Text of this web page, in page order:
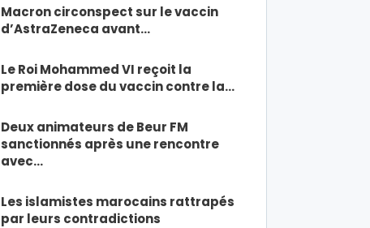
Macron circonspect sur le vaccin
d’AstraZeneca avant…
Le Roi Mohammed VI reçoit la
première dose du vaccin contre la…
Deux animateurs de Beur FM
sanctionnés après une rencontre
avec…
Les islamistes marocains rattrapés
par leurs contradictions